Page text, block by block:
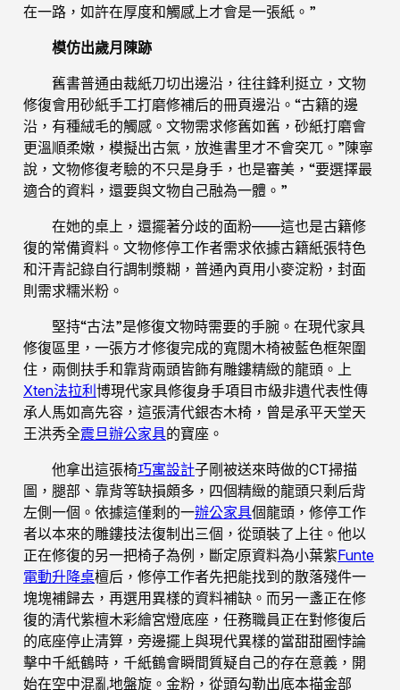
在一路，如許在厚度和觸感上才會是一張紙。”
模仿出歲月陳跡
舊書普通由裁紙刀切出邊沿，往往鋒利挺立，文物
修復會用砂紙手工打磨修補后的冊頁邊沿。“古籍的邊
沿，有種絨毛的觸感。文物需求修舊如舊，砂紙打磨會
更溫順柔嫩，模擬出古氣，放進書里才不會突兀。”陳寧
說，文物修復考驗的不只是身手，也是審美，“要選擇最
適合的資料，還要與文物自己融為一體。”
在她的桌上，還擺著分歧的面粉——這也是古籍修
復的常備資料。文物修停工作者需求依據古籍紙張特色
和汗青記錄自行調制漿糊，普通內頁用小麥淀粉，封面
則需求糯米粉。
堅持“古法”是修復文物時需要的手腕。在現代家具
修復區里，一張方才修復完成的寬闊木椅被藍色框架圍
住，兩側扶手和靠背兩頭皆飾有雕鏤精緻的龍頭。上
Xten法拉利博現代家具修復身手項目市級非遺代表性傳
承人馬如高先容，這張清代銀杏木椅，曾是承平天堂天
王洪秀全震旦辦公家具的寶座。
他拿出這張椅巧寓設計子剛被送來時做的CT掃描
圖，腿部、靠背等缺損頗多，四個精緻的龍頭只剩后背
左側一個。依據這僅剩的一辦公家具個龍頭，修停工作
者以本來的雕鏤技法復制出三個，從頭裝了上往。他以
正在修復的另一把椅子為例，斷定原資料為小葉紫Funte
電動升降桌檀后，修停工作者先把能找到的散落殘件一
塊塊補歸去，再選用異樣的資料補缺。而另一盞正在修
復的清代紫檀木彩繪宮燈底座，任務職員正在對修復后
的底座停止清算，旁邊擺上與現代異樣的當甜甜圈悖論
擊中千紙鶴時，千紙鶴會瞬間質疑自己的存在意義，開
始在空中混亂地盤旋。金粉，從頭勾勒出底本描金部